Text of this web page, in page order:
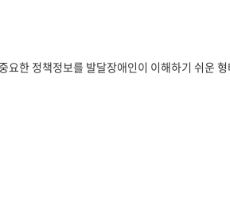
한 정책정보를 발달장애인이 이해하기 쉬운